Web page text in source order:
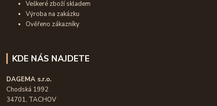
Veškeré zboží skladem
Výroba na zakázku
Ověřeno zákazníky
KDE NÁS NAJDETE
DAGEMA s.r.o.
Chodská 1992
34701, TACHOV